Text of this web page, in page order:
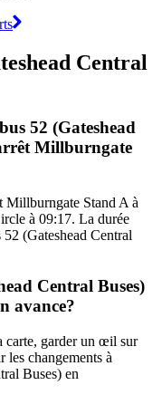
Central
52 (Gateshead
Millburngate
Millburngate Stand A à
à 09:17. La durée
(Gateshead Central
Central Buses)
avance?
carte, garder un œil sur
les changements à
Buses) en